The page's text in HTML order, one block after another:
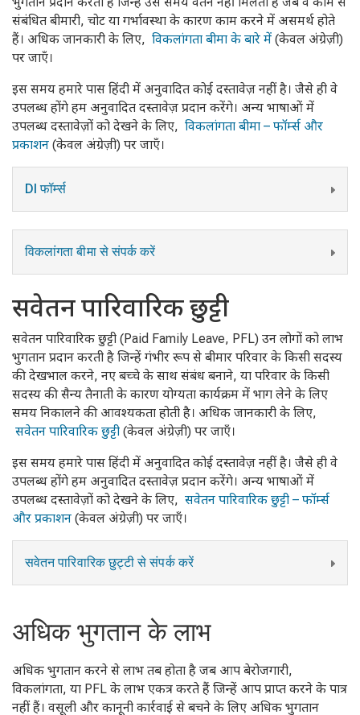
संबंधित बीमारी, चोट या गर्भावस्था के कारण काम करने में असमर्थ होते
हैं। अधिक जानकारी के लिए, विकलांगता बीमा के बारे में (केवल अंग्रेज़ी)
पर जाएँ।
इस समय हमारे पास हिंदी में अनुवादित कोई दस्तावेज़ नहीं है। जैसे ही वे
उपलब्ध होंगे हम अनुवादित दस्तावेज़ प्रदान करेंगे। अन्य भाषाओं में
उपलब्ध दस्तावेज़ों को देखने के लिए, विकलांगता बीमा – फॉर्म्स और
प्रकाशन (केवल अंग्रेज़ी) पर जाएँ।
DI फॉर्म्स
विकलांगता बीमा से संपर्क करें
सवेतन पारिवारिक छुट्टी
सवेतन पारिवारिक छुट्टी (Paid Family Leave, PFL) उन लोगों को लाभ
भुगतान प्रदान करती है जिन्हें गंभीर रूप से बीमार परिवार के किसी सदस्य
की देखभाल करने, नए बच्चे के साथ संबंध बनाने, या परिवार के किसी
सदस्य की सैन्य तैनाती के कारण योग्यता कार्यक्रम में भाग लेने के लिए
समय निकालने की आवश्यकता होती है। अधिक जानकारी के लिए,
सवेतन पारिवारिक छुट्टी (केवल अंग्रेज़ी) पर जाएँ।
इस समय हमारे पास हिंदी में अनुवादित कोई दस्तावेज़ नहीं है। जैसे ही वे
उपलब्ध होंगे हम अनुवादित दस्तावेज़ प्रदान करेंगे। अन्य भाषाओं में
उपलब्ध दस्तावेज़ों को देखने के लिए, सवेतन पारिवारिक छुट्टी – फॉर्म्स
और प्रकाशन (केवल अंग्रेज़ी) पर जाएँ।
सवेतन पारिवारिक छुट्टी से संपर्क करें
अधिक भुगतान के लाभ
अधिक भुगतान करने से लाभ तब होता है जब आप बेरोजगारी,
विकलांगता, या PFL के लाभ एकत्र करते हैं जिन्हें आप प्राप्त करने के पात्र
नहीं हैं। वसूली और कानूनी कार्रवाई से बचने के लिए अधिक भुगतान